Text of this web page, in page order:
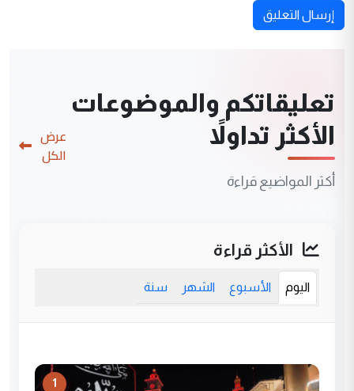
إرسال التعليق
تعليقاتكم والموضوعات
الأكثر تداولاً
أكثر المواضيع قراءة
عرض
الكل
الأكثر قراءة
اليوم الأسبوع الشهر سنة
1